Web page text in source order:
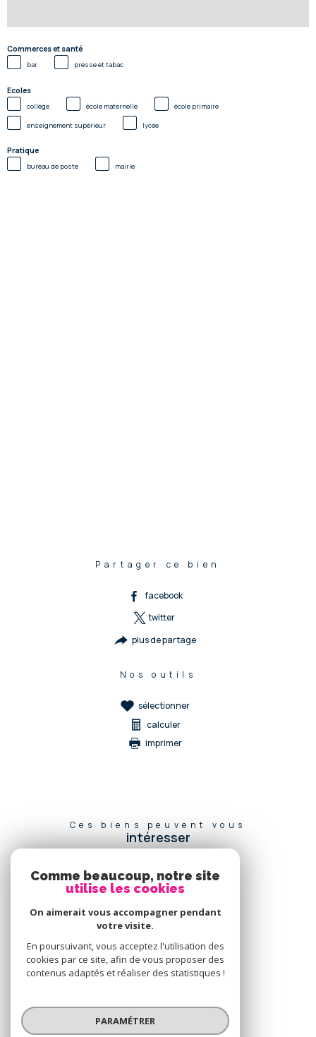
Commerces et santé
bar presse et tabac
Ecoles
collège école maternelle école primaire
enseignement supérieur lycée
Pratique
bureau de poste mairie
Partager ce bien
facebook
twitter
plus de partage
Nos outils
sélectionner
calculer
imprimer
Ces biens peuvent vous
intéresser
connecter
espace propriétaire
Nous
adhérons
Comme beaucoup, notre site
utilise les cookies
On aimerait vous accompagner pendant
votre visite.
En poursuivant, vous acceptez l'utilisation des
cookies par ce site, afin de vous proposer des
contenus adaptés et réaliser des statistiques !
PARAMÉTRER